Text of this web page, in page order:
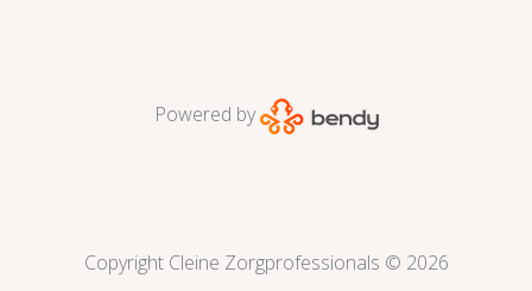
Powered by
Copyright Cleine Zorgprofessionals © 2026